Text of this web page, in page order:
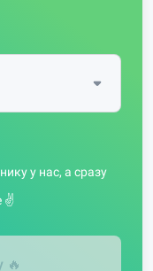
у нас, а сразу
✌️
🔥